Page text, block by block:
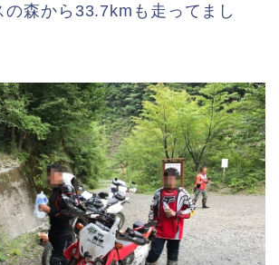
の森から33.7kmも走ってまし